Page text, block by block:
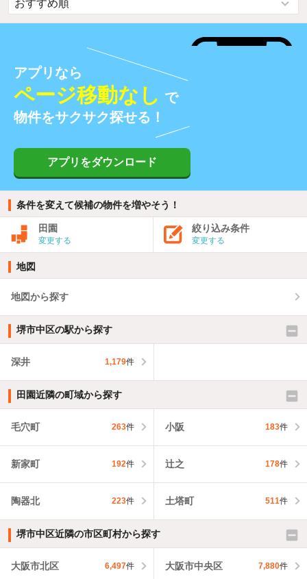
アプリなら
ページ移動なし で
物件をサクサク探せる！
アプリをダウンロード
条件を変えて候補の物件を増やそう！
田園
変更する
絞り込み条件
変更する
地図
地図から探す
堺市中区の駅から探す
深井 1,179件
田園近隣の町域から探す
毛穴町 263件 小阪 183件
新家町 192件 辻之 178件
陶器北 223件 土塔町 511件
堺市中区近隣の市区町村から探す
大阪市北区 6,497件 大阪市中央区 7,880件